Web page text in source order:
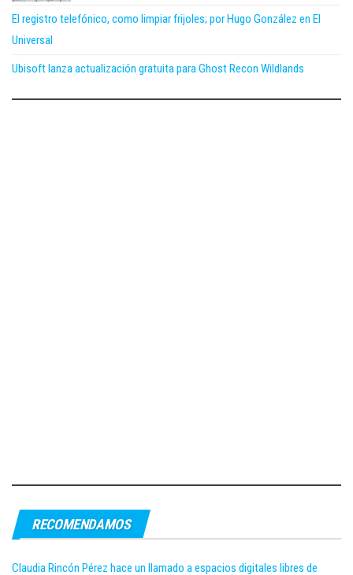
El registro telefónico, como limpiar frijoles; por Hugo González en El
Universal
Ubisoft lanza actualización gratuita para Ghost Recon Wildlands
RECOMENDAMOS
Claudia Rincón Pérez hace un llamado a espacios digitales libres de